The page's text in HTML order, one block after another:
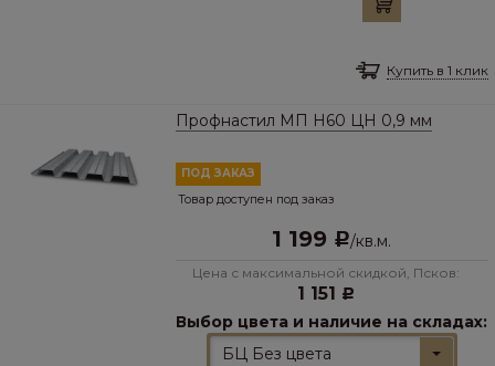
Купить в 1 клик
Профнастил МП Н60 ЦН 0,9 мм
ПОД ЗАКАЗ
Товар доступен под заказ
1 199 Р/кв.м.
Цена с максимальной скидкой, Псков:
1 151 Р
Выбор цвета и наличие на складах:
БЦ Без цвета